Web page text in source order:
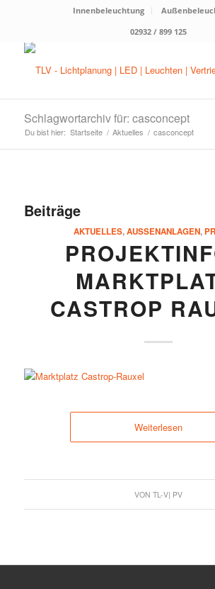
Innenbeleuchtung
02932 / 899 125
Schlagwortarchiv für: casconcept
Du bist hier: Startseite / Aktuelles / casconcept
Beiträge
AKTUELLES,AUSSENANLAGEN ,
CASTROP
Weiterlesen
VON TL-V| PV